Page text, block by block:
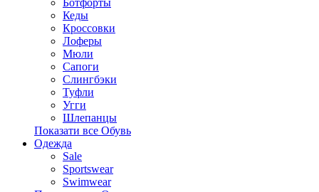
Кеды
Кроссовки
Лоферы
Мюли
Сапоги
Слингбэки
Туфли
Угги
Шлепанцы
Показати все Обувь
Одежда
Sale
Sportswear
Swimwear